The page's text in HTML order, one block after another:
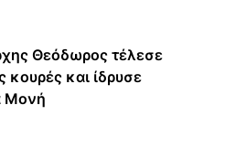
Θεόδωρος τέλεσε
κουρές και ίδρυσε
Μονή